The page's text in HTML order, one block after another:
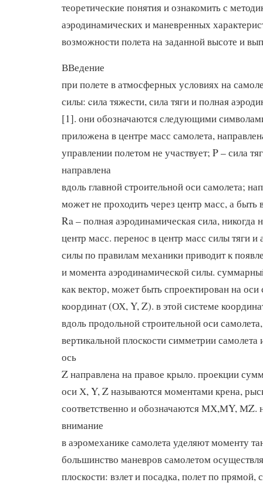
теоретические понятия и ознакомить с
аэродинамических и маневренных
возможности полета на заданной высоте и
ВВедение
при полете в атмосферных условиях на
силы: cила тяжести, сила тяги и полная
[1]. они обозначаются следующими
приложена в центре масс самолета,
управлении полетом не участвует; P – сила
направлена
вдоль главной строительной оси самолета;
может не проходить через центр масс, а
Ra – полная аэродинамическая сила, никогда
центр масс. перенос в центр масс силы тяги и
силы по правилам механики приводит к
и момента аэродинамической силы.
как вектор, может быть спроектирован на
координат (ОХ, Y, Z). в этой системе
вдоль продольной строительной оси
вертикальной плоскости симметрии самолета
ось
Z направлена на правое крыло. проекции
оси Х, Y, Z называются моментами крена,
соответственно и обозначаются МХ,МY, МZ.
внимание
в аэромеханике самолета уделяют моменту
большинство маневров самолетом
плоскости: взлет и посадка, полет по